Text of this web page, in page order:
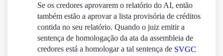
Se os credores aprovarem o relatório do AI, então
também estão a aprovar a lista provisória de créditos
contida no seu relatório. Quando o juiz emitir a
sentença de homologação da ata da assembleia de
credores está a homologar a tal sentença de SVGC